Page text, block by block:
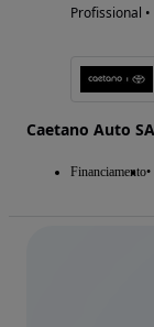
Profissional
Caetano Auto SA
Financiamento